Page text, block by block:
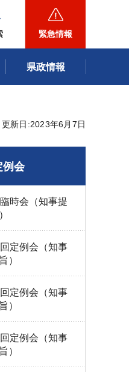
緊急情報
県政情報
更新日:2023年6月7日
例会
時会（知事提
定例会（知事
）
定例会（知事
）
定例会（知事
）